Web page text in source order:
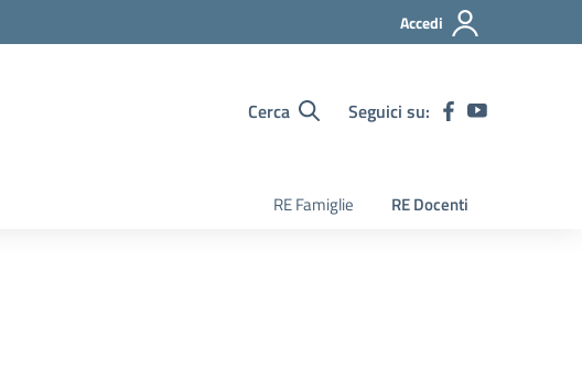
Accedi
Cerca Seguici su:
RE Famiglie RE Docenti